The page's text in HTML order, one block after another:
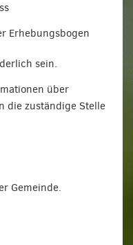
Erhebungsbogen
sein.
über
die zuständige Stelle
Gemeinde.